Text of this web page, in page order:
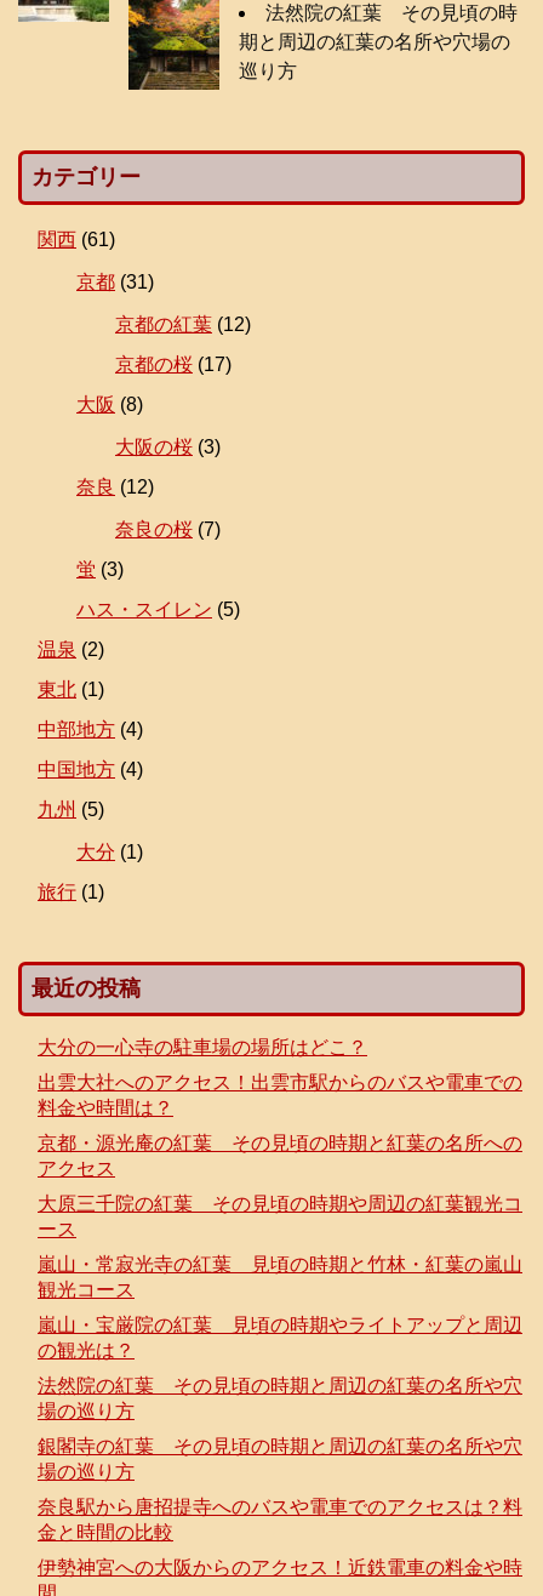
法然院の紅葉 その見頃の時
期と周辺の紅葉の名所や穴場の
巡り方
カテゴリー
関西 (61)
京都 (31)
京都の紅葉 (12)
京都の桜 (17)
大阪 (8)
大阪の桜 (3)
奈良 (12)
奈良の桜 (7)
蛍 (3)
ハス・スイレン (5)
温泉 (2)
東北 (1)
中部地方 (4)
中国地方 (4)
九州 (5)
大分 (1)
旅行 (1)
最近の投稿
大分の一心寺の駐車場の場所はどこ？
出雲大社へのアクセス！出雲市駅からのバスや電車での
料金や時間は？
京都・源光庵の紅葉 その見頃の時期と紅葉の名所への
アクセス
大原三千院の紅葉 その見頃の時期や周辺の紅葉観光コ
ース
嵐山・常寂光寺の紅葉 見頃の時期と竹林・紅葉の嵐山
観光コース
嵐山・宝厳院の紅葉 見頃の時期やライトアップと周辺
の観光は？
法然院の紅葉 その見頃の時期と周辺の紅葉の名所や穴
場の巡り方
銀閣寺の紅葉 その見頃の時期と周辺の紅葉の名所や穴
場の巡り方
奈良駅から唐招提寺へのバスや電車でのアクセスは？料
金と時間の比較
伊勢神宮への大阪からのアクセス！近鉄電車の料金や時